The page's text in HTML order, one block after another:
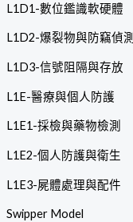
L1D1-數位鑑識軟硬體
L1D2-爆裂物與防竊偵測
L1D3-信號阻隔與存放
L1E-醫療與個人防護
L1E1-採檢與藥物檢測
L1E2-個人防護與衛生
L1E3-屍體處理與配件
Swipper Model